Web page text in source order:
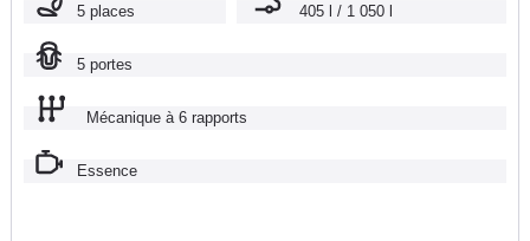
5 places 405 l / 1 050 l
5 portes
Mécanique à 6 rapports
Essence